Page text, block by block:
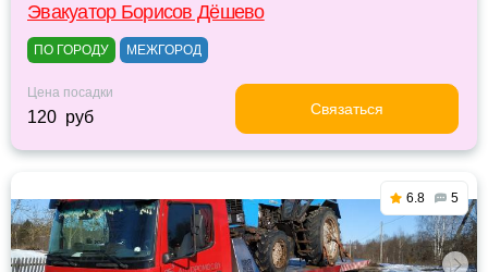
Эвакуатор Борисов Дёшево
ПО ГОРОДУ МЕЖГОРОД
Цена посадки
120 руб Связаться
6.8 5